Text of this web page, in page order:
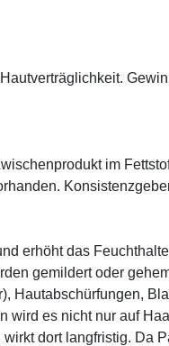
im
erhöht das
gemildert oder
Hautabschürfungen,
wird es nicht nur auf
dort langfristig. Da